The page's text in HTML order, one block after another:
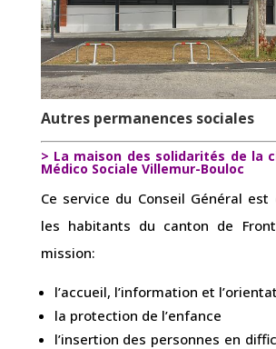
Autres permanences sociales
> La maison des solidarités de la
Médico Sociale Villemur-Bouloc
Ce service du Conseil Général
les habitants du canton de
mission:
l’accueil, l’information et
la protection de l’enfance
l’insertion des personnes en